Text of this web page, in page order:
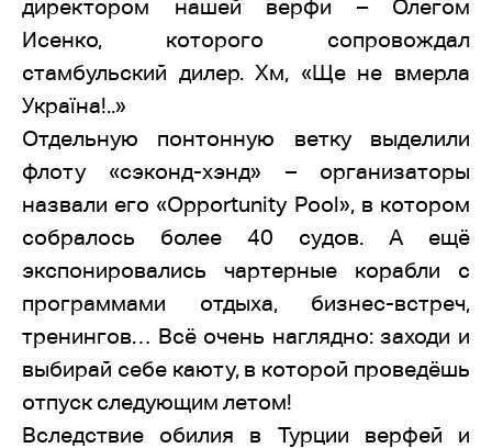
директором нашей верфи – Олегом
Исенко, которого сопровождал
стамбульский дилер. Хм, «Ще не вмерла
Україна!..»
Отдельную понтонную ветку выделили
флоту «сэконд-хэнд» – организаторы
назвали его «Opportunity Pool», в котором
собралось более 40 судов. А ещё
экспонировались чартерные корабли с
программами отдыха, бизнес-встреч,
тренингов… Всё очень наглядно: заходи и
выбирай себе каюту, в которой проведёшь
отпуск следующим летом!
Вследствие обилия в Турции верфей и